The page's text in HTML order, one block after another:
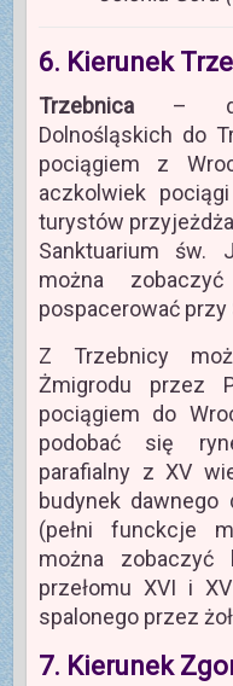
6. Kierunek
Trzebnica–
Dolnośląskich do
pociągiem z
aczkolwiek
turystów
Sanktuarium św.
można
pospacerować
Z Trzebnicy
Żmigrodu przez
pociągiem do
podobać się
parafialny z XV
budynek
(pełni funckcje
można
przełomu XVI i
spalonego przez
7. Kierunek